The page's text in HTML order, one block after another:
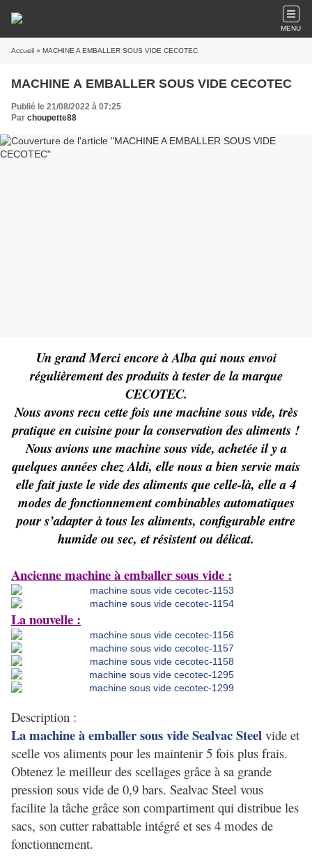
MENU
Accueil » MACHINE A EMBALLER SOUS VIDE CECOTEC
MACHINE A EMBALLER SOUS VIDE CECOTEC
Publié le 21/08/2022 à 07:25
Par choupette88
Un grand Merci encore à Alba qui nous envoi
régulièrement des produits à tester de la marque
CECOTEC.
Nous avons recu cette fois une machine sous vide, très
pratique en cuisine pour la conservation des aliments !
Nous avions une machine sous vide, achetée il y a
quelques années chez Aldi, elle nous a bien servie mais
elle fait juste le vide des aliments que celle-là, elle a 4
modes de fonctionnement combinables automatiques
pour s’adapter à tous les aliments, configurable entre
humide ou sec, et résistent ou délicat.
Ancienne machine à emballer sous vide :
La nouvelle :
Description :
La machine à emballer sous vide Sealvac Steel vide et
scelle vos aliments pour les maintenir 5 fois plus frais.
Obtenez le meilleur des scellages grâce à sa grande
pression sous vide de 0,9 bars. Sealvac Steel vous
facilite la tâche grâce son compartiment qui distribue les
sacs, son cutter rabattable intégré et ses 4 modes de
fonctionnement.